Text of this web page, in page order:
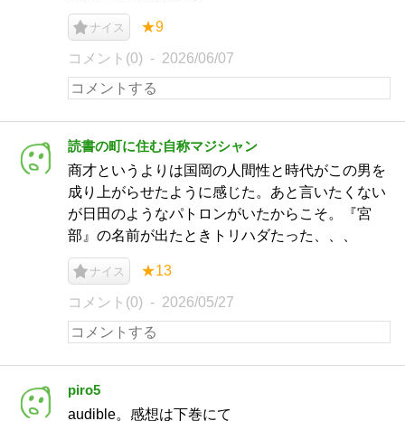
ナイス ★9
コメント(0) 2026/06/07
読書の町に住む自称マジシャン
商才というよりは国岡の人間性と時代がこの男を
成り上がらせたように感じた。あと言いたくない
が日田のようなパトロンがいたからこそ。『宮
部』の名前が出たときトリハダたった、、、
ナイス ★13
コメント(0) 2026/05/27
piro5
audible。感想は下巻にて